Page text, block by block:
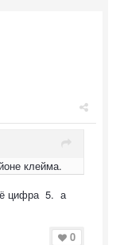
клейма.
цифра 5. а
0